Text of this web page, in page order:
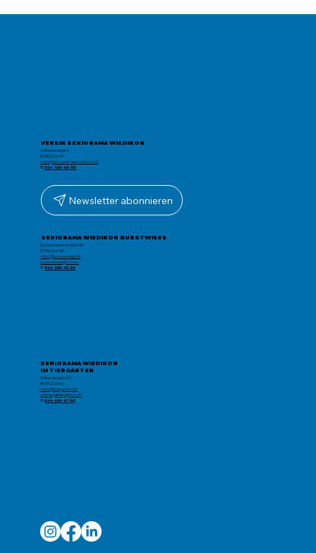
VEREIN SENIORAMA WIEDIKON
Sieberstrasse 5
8055 Zürich
info@senioramawiedikon.ch
T:044 454 49 00
Newsletter abonnieren
SENIORAMA WIEDIKON BURSTWIESE
Burstwiesenstrasse 20
8055 Zürich
info@burstwiese.ch
burstwiese@hin.ch
T:044 454 45 00
SENIORAMA WIEDIKON
IM TIERGARTEN
Sieberstrasse 10
8055 Zürich
info@tiergarten.ch
imtiergarten@hin.ch
T:044 454 47 00